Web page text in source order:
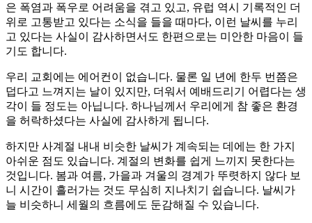
은 폭염과 폭우로 어려움을 겪고 있고, 유럽 역시 기록적인 더
위로 고통받고 있다는 소식을 들을 때마다, 이런 날씨를 누리
고 있다는 사실이 감사하면서도 한편으로는 미안한 마음이 들
기도 합니다.
우리 교회에는 에어컨이 없습니다. 물론 일 년에 한두 번쯤은
덥다고 느껴지는 날이 있지만, 더워서 예배드리기 어렵다는 생
각이 들 정도는 아닙니다. 하나님께서 우리에게 참 좋은 환경
을 허락하셨다는 사실에 감사하게 됩니다.
하지만 사계절 내내 비슷한 날씨가 계속되는 데에는 한 가지
아쉬운 점도 있습니다. 계절의 변화를 쉽게 느끼지 못한다는
것입니다. 봄과 여름, 가을과 겨울의 경계가 뚜렷하지 않다 보
니 시간이 흘러가는 것도 무심히 지나치기 쉽습니다. 날씨가
늘 비슷하니 세월의 흐름에도 둔감해질 수 있습니다.